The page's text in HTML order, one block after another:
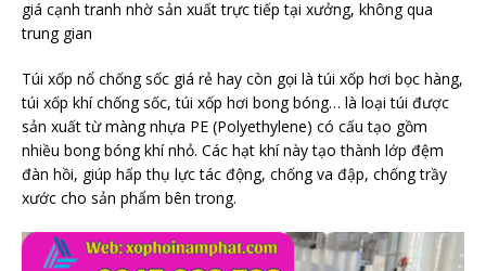
giá cạnh tranh nhờ sản xuất trực tiếp tại xưởng, không qua
trung gian
Túi xốp nổ chống sốc giá rẻ hay còn gọi là túi xốp hơi bọc hàng,
túi xốp khí chống sốc, túi xốp hơi bong bóng… là loại túi được
sản xuất từ màng nhựa PE (Polyethylene) có cấu tạo gồm
nhiều bong bóng khí nhỏ. Các hạt khí này tạo thành lớp đệm
đàn hồi, giúp hấp thụ lực tác động, chống va đập, chống trầy
xước cho sản phẩm bên trong.